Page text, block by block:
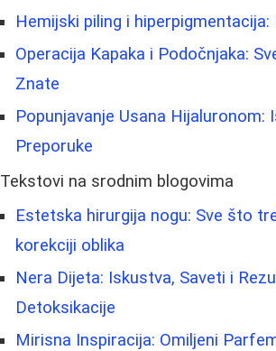
Hemijski piling i
Operacija Kapaka i Podočnjaka:
Znate
Popunjavanje Usana Hijaluronom:
Preporuke
Tekstovi na srodnim blogovima
Estetska hirurgija nogu: Sve što
korekciji oblika
Nera Dijeta: Iskustva, Saveti i
Detoksikacije
Mirisna Inspiracija: Omiljeni